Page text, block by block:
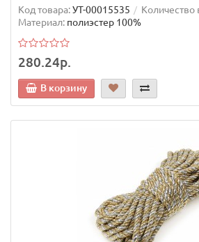
Код товара:УТ-00015535 Количество
Материал: полиэстер 100%
280.24р.
В корзину